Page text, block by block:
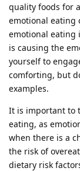
quality foods for
emotional eating
emotional eating
is causing the
yourself to
comforting, but
examples.
It is important to
eating, as
when there is a
the risk of
dietary risk